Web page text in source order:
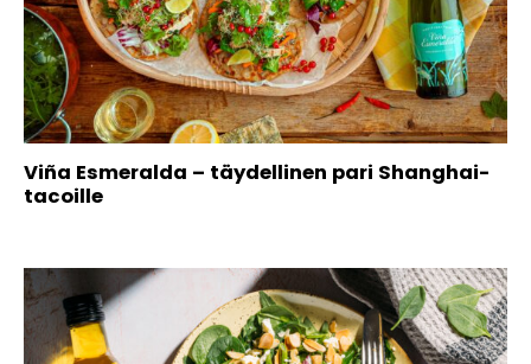
Viña Esmeralda – täydellinen pari Shanghai-
tacoille